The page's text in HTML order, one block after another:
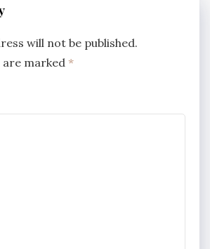
will not be published.
are marked *